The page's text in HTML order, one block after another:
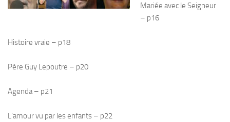
Mariée avec le Seigneur
– p16
Histoire vraie – p18
Père Guy Lepoutre – p20
Agenda – p21
L’amour vu par les enfants – p22